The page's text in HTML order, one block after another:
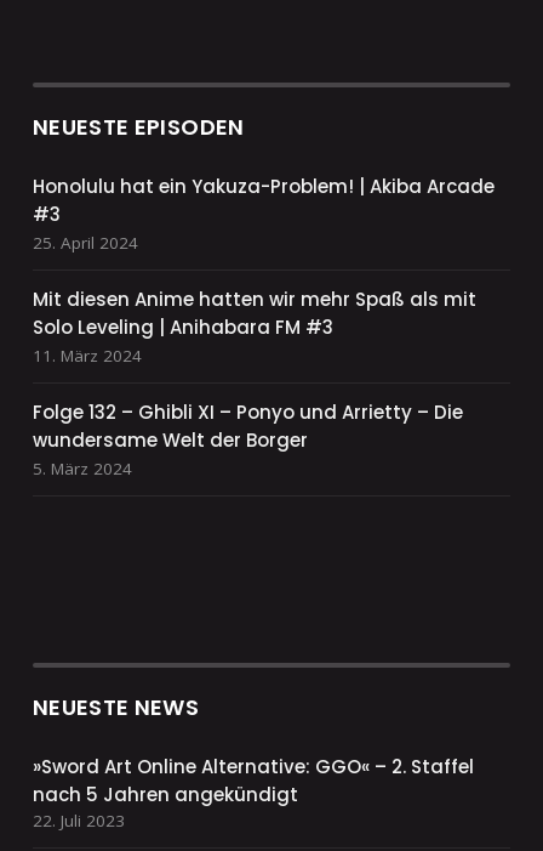
NEUESTE EPISODEN
Honolulu hat ein Yakuza-Problem! | Akiba Arcade
#3
25. April 2024
Mit diesen Anime hatten wir mehr Spaß als mit
Solo Leveling | Anihabara FM #3
11. März 2024
Folge 132 – Ghibli XI – Ponyo und Arrietty – Die
wundersame Welt der Borger
5. März 2024
NEUESTE NEWS
»Sword Art Online Alternative: GGO« – 2. Staffel
nach 5 Jahren angekündigt
22. Juli 2023